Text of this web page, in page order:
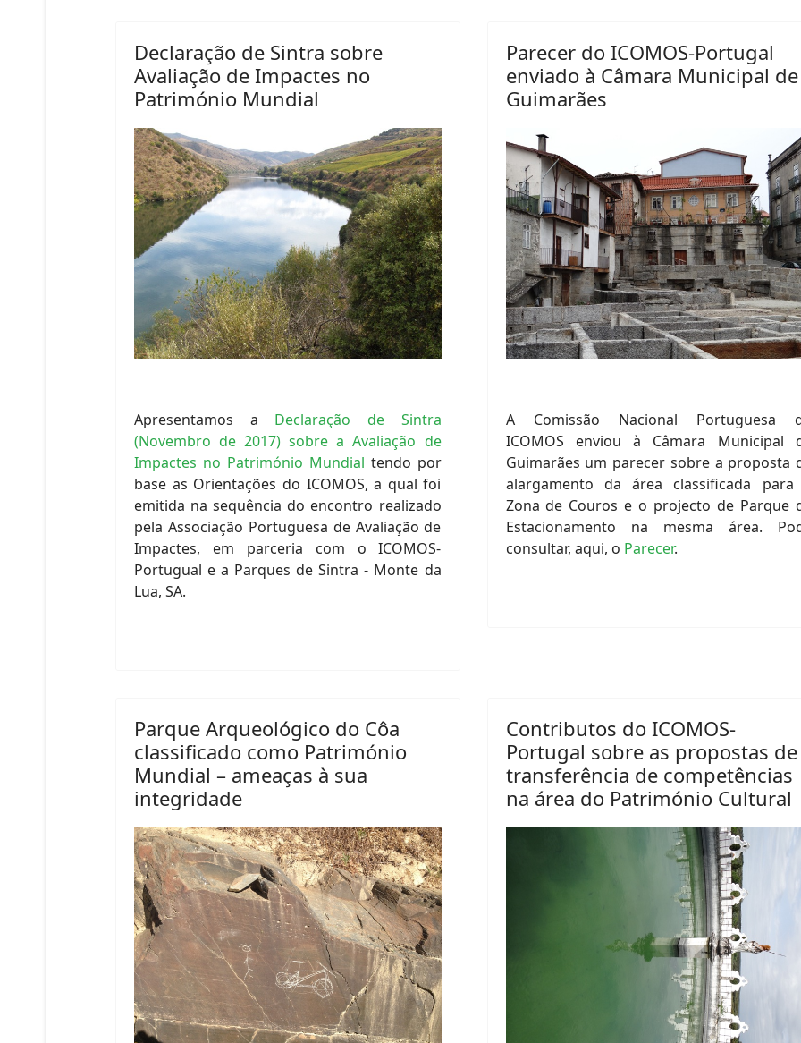
Declaração de Sintra sobre
Avaliação de Impactes no
Património Mundial
Apresentamos a Declaração de Sintra
(Novembro de 2017) sobre a Avaliação de
Impactes no Património Mundial tendo por
base as Orientações do ICOMOS, a qual foi
emitida na sequência do encontro realizado
pela Associação Portuguesa de Avaliação de
Impactes, em parceria com o ICOMOS-
Portugual e a Parques de Sintra - Monte da
Lua, SA.
Parecer do ICOMOS-Portugal
enviado à Câmara Municipal de
Guimarães
A Comissão Nacional Portuguesa
ICOMOS enviou à Câmara Municipal
Guimarães um parecer sobre a proposta
alargamento da área classificada
Zona de Couros e o projecto de Parque
Estacionamento na mesma área.
consultar, aqui, o Parecer.
Parque Arqueológico do Côa
classificado como Património
Mundial – ameaças à sua
integridade
Contributos do ICOMOS-
Portugal sobre as propostas de
transferência de competências
na área do Património Cultural